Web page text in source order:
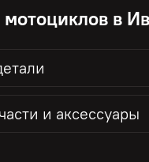
мотоциклов в
и аксессуары